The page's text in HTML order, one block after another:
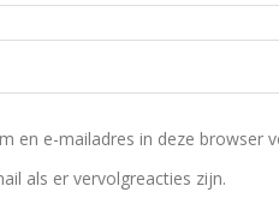
en e-mailadres in deze browser
als er vervolgreacties zijn.